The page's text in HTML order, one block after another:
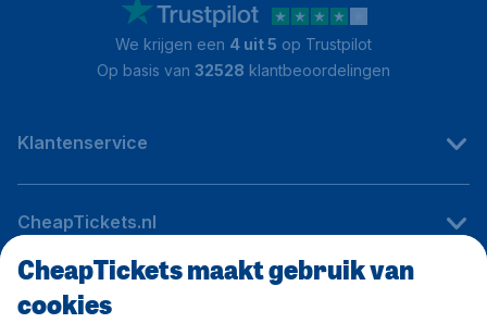
We krijgen een 4 uit 5 op Trustpilot
Op basis van 32528 klantbeoordelingen
Klantenservice
CheapTickets.nl
Internationale sites
CheapTickets maakt gebruik van
cookies